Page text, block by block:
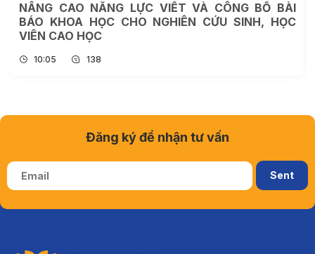
NÂNG CAO NĂNG LỰC VIẾT VÀ CÔNG BỐ BÀI
BÁO KHOA HỌC CHO NGHIÊN CỨU SINH, HỌC
VIÊN CAO HỌC
10:05 138
Đăng ký để nhận tư vấn